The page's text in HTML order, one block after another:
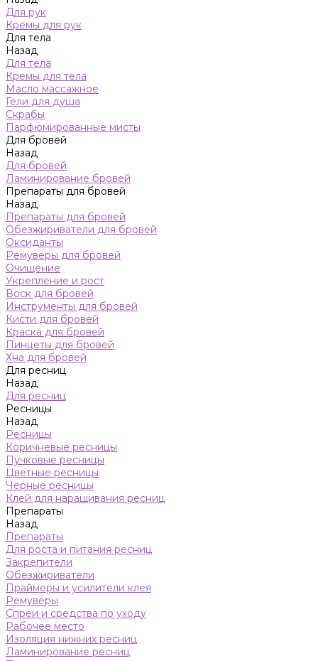
Для рук
Кремы для рук
Для тела
Назад
Для тела
Кремы для тела
Масло массажное
Гели для душа
Скрабы
Парфюмированные мисты
Для бровей
Назад
Для бровей
Ламинирование бровей
Препараты для бровей
Назад
Препараты для бровей
Обезжириватели для бровей
Оксиданты
Ремуверы для бровей
Очищение
Укрепление и рост
Воск для бровей
Инструменты для бровей
Кисти для бровей
Краска для бровей
Пинцеты для бровей
Хна для бровей
Для ресниц
Назад
Для ресниц
Ресницы
Назад
Ресницы
Коричневые ресницы
Пучковые ресницы
Цветные ресницы
Черные ресницы
Клей для наращивания ресниц
Препараты
Назад
Препараты
Для роста и питания ресниц
Закрепители
Обезжириватели
Праймеры и усилители клея
Ремуверы
Спреи и средства по уходу
Рабочее место
Изоляция нижних ресниц
Ламинирование ресниц